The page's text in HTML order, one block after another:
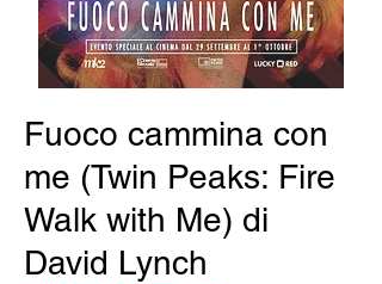
Fuoco cammina con
me (Twin Peaks: Fire
Walk with Me) di
David Lynch